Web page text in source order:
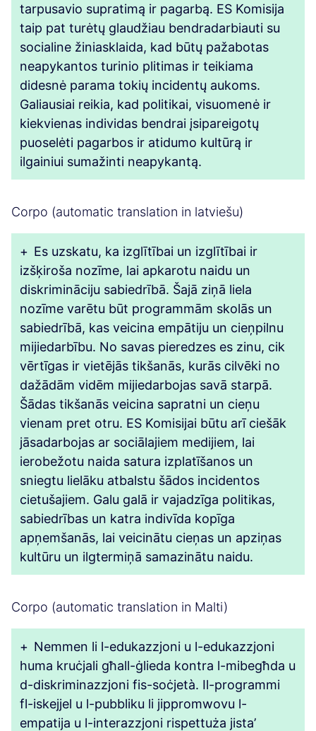
tarpusavio supratimą ir pagarbą. ES Komisija
taip pat turėtų glaudžiau bendradarbiauti su
socialine žiniasklaida, kad būtų pažabotas
neapykantos turinio plitimas ir teikiama
didesnė parama tokių incidentų aukoms.
Galiausiai reikia, kad politikai, visuomenė ir
kiekvienas individas bendrai įsipareigotų
puoselėti pagarbos ir atidumo kultūrą ir
ilgainiui sumažinti neapykantą.
Corpo (automatic translation in latviešu)
+ Es uzskatu, ka izglītībai un izglītībai ir
izšķiroša nozīme, lai apkarotu naidu un
diskrimināciju sabiedrībā. Šajā ziņā liela
nozīme varētu būt programmām skolās un
sabiedrībā, kas veicina empātiju un cieņpilnu
mijiedarbību. No savas pieredzes es zinu, cik
vērtīgas ir vietējās tikšanās, kurās cilvēki no
dažādām vidēm mijiedarbojas savā starpā.
Šādas tikšanās veicina sapratni un cieņu
vienam pret otru. ES Komisijai būtu arī ciešāk
jāsadarbojas ar sociālajiem medijiem, lai
ierobežotu naida satura izplatīšanos un
sniegtu lielāku atbalstu šādos incidentos
cietušajiem. Galu galā ir vajadzīga politikas,
sabiedrības un katra indivīda kopīga
apņemšanās, lai veicinātu cieņas un apziņas
kultūru un ilgtermiņā samazinātu naidu.
Corpo (automatic translation in Malti)
+ Nemmen li l-edukazzjoni u l-edukazzjoni
huma kruċjali għall-ġlieda kontra l-mibegħda u
d-diskriminazzjoni fis-soċjetà. Il-programmi
fl-iskejjel u l-pubbliku li jippromwovu l-
empatija u l-interazzjoni rispettuża jista’